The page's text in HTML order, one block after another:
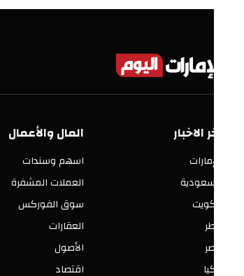
الاخبار المال والأعمال
اسهم وسندات
العملات المشفرة
سوق الفوركس
العقارات